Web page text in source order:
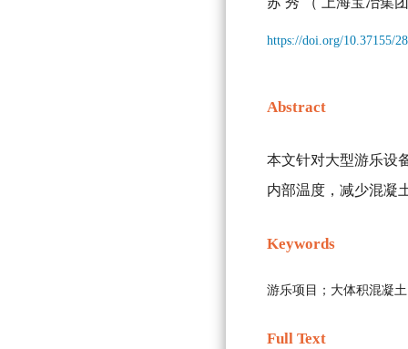
https://doi.org/10.37155/
Abstract
本文针对大型游乐设
内部温度，减少混凝
Keywords
游乐项目；大体积混凝
Full Text